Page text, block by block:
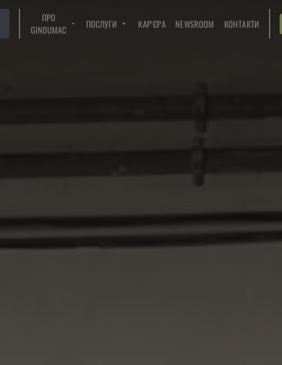
ПРО
GINDUMAC
ПОСЛУГИ КАР'ЄРА NEWSROOM КОНТАКТИ